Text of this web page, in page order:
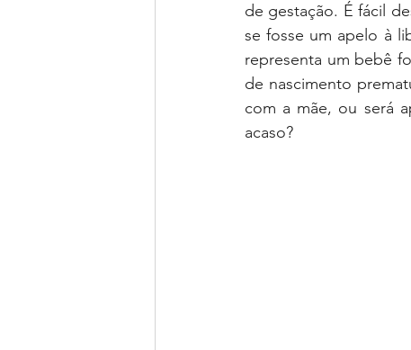
de gestação. É fácil
se fosse um apelo à
representa um bebê
de nascimento
com a mãe, ou será
acaso?